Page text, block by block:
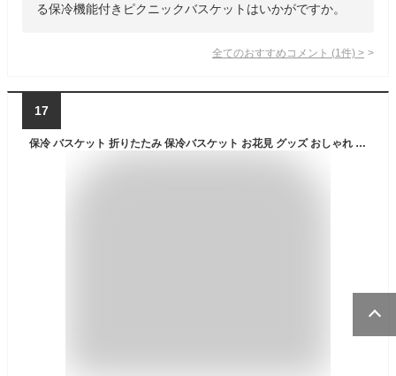
る保冷機能付きピクニックバスケットはいかがですか。
全てのおすすめコメント (1 件) >
17
保冷 バスケット 折りたたみ 保冷バスケット お花見 グッズ おしゃれ 大容量 防災 収納箱 保冷バック ゴルフ クーラーバスケット クーラーバッグ チェック柄 バッグ エコバッグ 軽量 熱中症対策グッズ アウトドア 運動会 ピクニック 買い物 定番 夏 持ち手付き